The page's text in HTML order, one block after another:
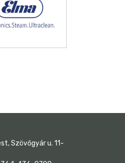
Szövőgyár u. 11-